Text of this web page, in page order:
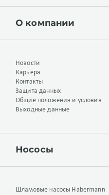
О компании
Новости
Карьера
Контакты
Защита данных
Общие положения и условия
Выходные данные
Нососы
Шламовые насосы Habermann